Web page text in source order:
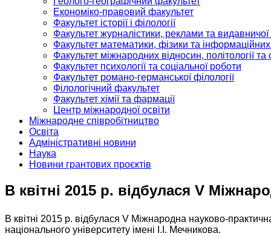
Економіко-правовий факультет
Факультет історії і філології
Факультет журналістики, реклами та
Факультет математики, фізики та інформаційних
Факультет міжнародних відносин, політології та
Факультет психології та соціальної роботи
Факультет романо-германської філології
Філологічний факультет
Факультет хімії та фармації
Центр міжнародної освіти
Міжнародне співробітництво
Освіта
Адміністративні новини
Наука
Новини грантових проєктів
В квітні 2015 р. відбулася V
В квітні 2015 р. відбулася V Міжнародна науково-
національного університету імені І.І. Мечникова.